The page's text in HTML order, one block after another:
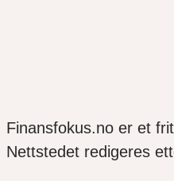
Finansfokus.no er et
Nettstedet redigeres